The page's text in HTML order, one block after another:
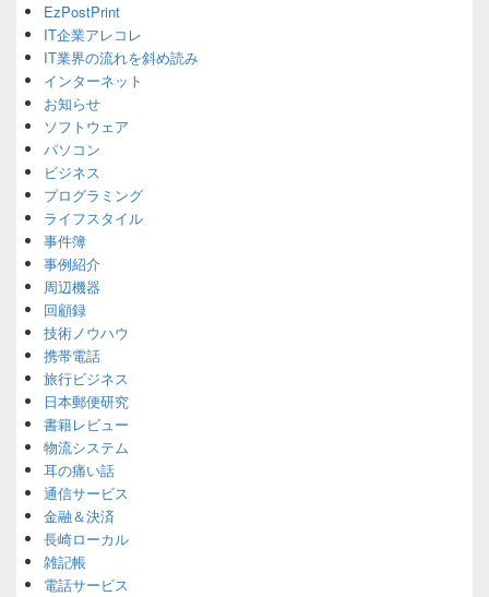
Sidebar
Widget
Area
EzPostPrint
IT企業アレコレ
IT業界の流れを斜め読み
インターネット
お知らせ
ソフトウェア
パソコン
ビジネス
プログラミング
ライフスタイル
事件簿
事例紹介
周辺機器
回顧録
技術ノウハウ
携帯電話
旅行ビジネス
日本郵便研究
書籍レビュー
物流システム
耳の痛い話
通信サービス
金融＆決済
長崎ローカル
雑記帳
電話サービス